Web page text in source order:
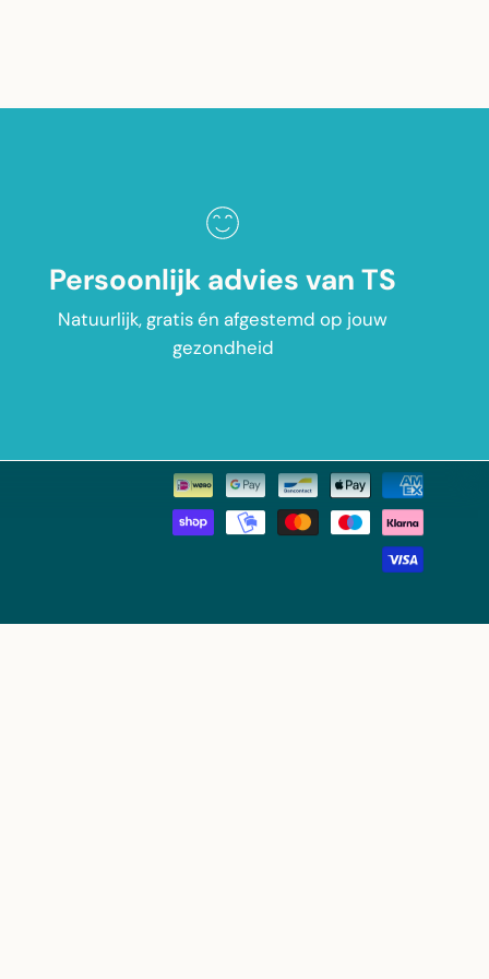
Persoonlijk advies van TS
Natuurlijk, gratis én afgestemd op jouw
gezondheid
Ontvang onze gratis Healthy,
Happy Life updates
Ontvang als eerste updates over onze
natuurlijke supplementen, gezondheidstips en
speciale aanbiedingen.